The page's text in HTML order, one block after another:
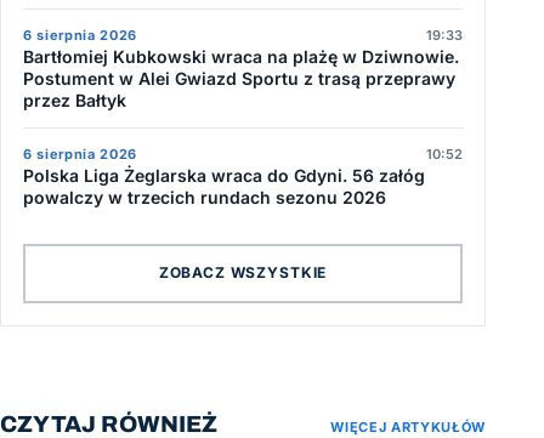
6 sierpnia 2026 19:33
Bartłomiej Kubkowski wraca na plażę w Dziwnowie.
Postument w Alei Gwiazd Sportu z trasą przeprawy
przez Bałtyk
6 sierpnia 2026 10:52
Polska Liga Żeglarska wraca do Gdyni. 56 załóg
powalczy w trzecich rundach sezonu 2026
ZOBACZ WSZYSTKIE
CZYTAJ RÓWNIEŻ WIĘCEJ ARTYKUŁÓW